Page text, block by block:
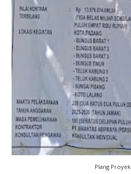
Plang Proyek